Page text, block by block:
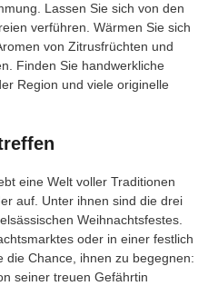
Lassen Sie sich von den
verführen. Wärmen Sie sich
von Zitrusfrüchten und
Finden Sie handwerkliche
Region und viele originelle
eine Welt voller Traditionen
auf. Unter ihnen sind die drei
Weihnachtsfestes.
oder in einer festlich
die Chance, ihnen zu begegnen:
seiner treuen Gefährtin